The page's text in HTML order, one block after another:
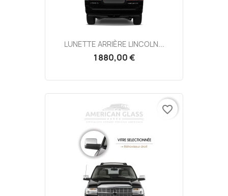
LUNETTE ARRIÈRE LINCOLN...
1 880,00 €
favorite_border